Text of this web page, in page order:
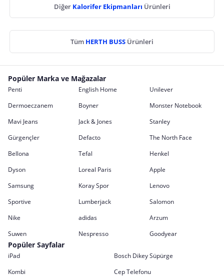
Diğer Kalorifer Ekipmanları Ürünleri
Tüm HERTH BUSS Ürünleri
Popüler Marka ve Mağazalar
Penti English Home
Unilever
Dermoeczanem
Boyner
Monster Notebook
Mavi Jeans
Jack & Jones
Stanley
Gürgençler
Defacto
The North Face
Bellona
Tefal
Henkel
Dyson
Loreal Paris
Apple
Samsung
Koray Spor
Lenovo
Sportive
Lumberjack
Salomon
Nike
adidas
Arzum
Suwen
Nespresso Goodyear
Popüler Sayfalar
iPad
Bosch Dikey Süpürge
Kombi
Cep Telefonu